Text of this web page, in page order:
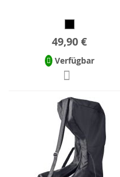
49,90 €
Verfügbar